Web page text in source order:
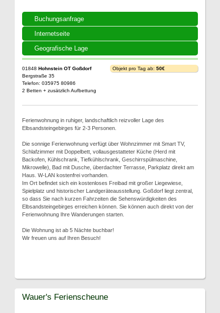
Buchungsanfrage
Internetseite
Geografische Lage
01848 Hohnstein OT Goßdorf
Bergstraße 35
Telefon: 035975 80986
2 Betten + zusätzlich Aufbettung
Objekt pro Tag ab: 50€
Ferienwohnung in ruhiger, landschaftlich reizvoller Lage des
Elbsandsteingebirges für 2-3 Personen.
Die sonnige Ferienwohnung verfügt über Wohnzimmer mit Smart TV,
Schlafzimmer mit Doppelbett, vollausgestatteter Küche (Herd mit
Backofen, Kühlschrank, Tiefkühlschrank, Geschirrspülmaschine,
Mikrowelle), Bad mit Dusche, überdachter Terrasse, Parkplatz direkt am
Haus. W-LAN kostenfrei vorhanden.
Im Ort befindet sich ein kostenloses Freibad mit großer Liegewiese,
Spielplatz und historischer Landgeräteausstellung. Goßdorf liegt zentral,
so dass Sie nach kurzen Fahrzeiten die Sehenswürdigkeiten des
Elbsandsteingebirges erreichen können. Sie können auch direkt von der
Ferienwohnung Ihre Wanderungen starten.
Die Wohnung ist ab 5 Nächte buchbar!
Wir freuen uns auf Ihren Besuch!
Wauer's Ferienscheune